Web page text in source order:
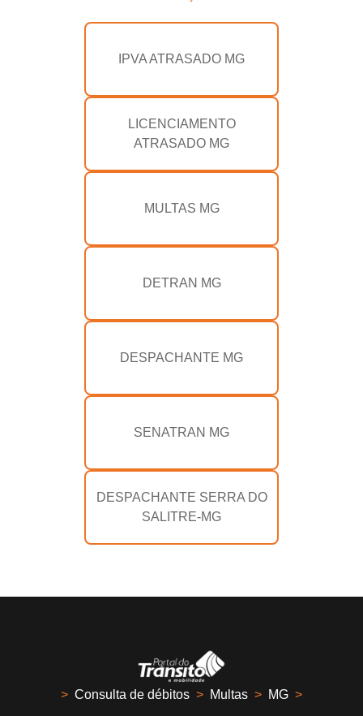
IPVA ATRASADO MG
LICENCIAMENTO
ATRASADO MG
MULTAS MG
DETRAN MG
DESPACHANTE MG
SENATRAN MG
DESPACHANTE SERRA DO
SALITRE-MG
> Consulta de débitos > Multas > MG >